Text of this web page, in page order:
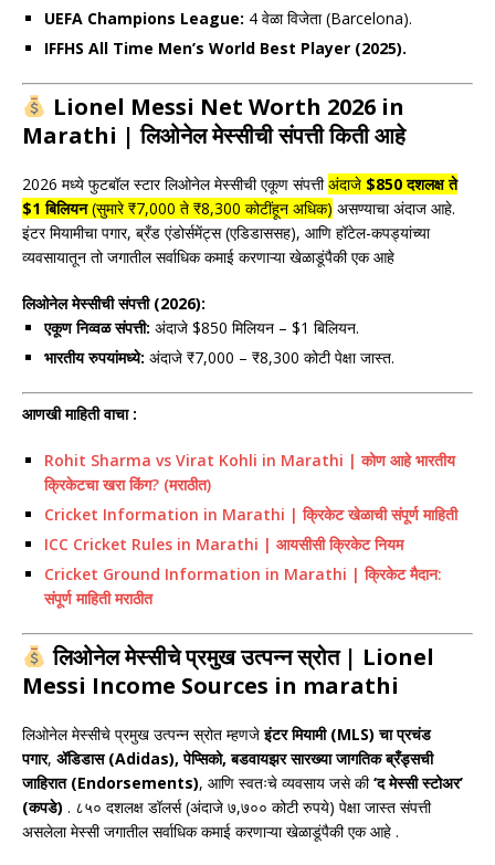
UEFA Champions League: 4 वेळा विजेता (Barcelona).
IFFHS All Time Men’s World Best Player (2025).
Lionel Messi Net Worth 2026 in
Marathi | लिओनेल मेस्सीची संपत्तीकिती आहे
2026 मध्ये फुटबॉल स्टारलिओनेल मेस्सीची एकूण संपत्ती अंदाजे $850 दशलक्ष ते
$1 बिलियन(सुमारे ₹7,000 ते ₹8,300 कोटींहून अधिक) असण्याचा अंदाज आहे.
इंटर मियामीचा पगार, ब्रँड एंडोर्समेंट्स (एडिडाससह), आणि हॉटेल-कपड्यांच्या
व्यवसायातून तो जगातील सर्वाधिक कमाई करणाऱ्या खेळाडूंपैकी एक आहे
लिओनेल मेस्सीची संपत्ती (2026):
एकूण निव्वळ संपत्ती: अंदाजे $850 मिलियन – $1 बिलियन.
भारतीय रुपयांमध्ये: अंदाजे ₹7,000 – ₹8,300 कोटी पेक्षा जास्त.
आणखी माहिती वाचा :
Rohit Sharma vs Virat Kohli in Marathi | कोण आहे भारतीय
क्रिकेटचा खरा किंग? (मराठीत)
Cricket Information in Marathi | क्रिकेट खेळाची संपूर्ण माहिती
ICC Cricket Rules in Marathi | आयसीसी क्रिकेट नियम
Cricket Ground Information in Marathi | क्रिकेट मैदान:
संपूर्ण माहिती मराठीत
लिओनेल मेस्सीचे प्रमुख उत्पन्न स्रोत | Lionel
Messi Income Sources in marathi
लिओनेल मेस्सीचे प्रमुख उत्पन्न स्रोत म्हणजेइंटर मियामी (MLS) चा प्रचंड
पगार, ॲडिडास (Adidas), पेप्सिको, बडवायझर सारख्या जागतिक ब्रँड्सची
जाहिरात (Endorsements), आणि स्वतःचे व्यवसाय जसे की‘द मेस्सी स्टोअर’
(कपडे) . ८५० दशलक्ष डॉलर्स (अंदाजे ७,७०० कोटी रुपये) पेक्षा जास्त संपत्ती
असलेला मेस्सी जगातील सर्वाधिक कमाई करणाऱ्या खेळाडूंपैकी एक आहे .